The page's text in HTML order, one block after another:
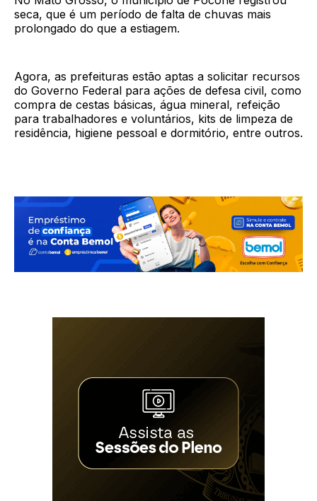
seca, que é um período de falta de chuvas mais
prolongado do que a estiagem.
Agora, as prefeituras estão aptas a solicitar recursos
do Governo Federal para ações de defesa civil, como
compra de cestas básicas, água mineral, refeição
para trabalhadores e voluntários, kits de limpeza de
residência, higiene pessoal e dormitório, entre outros.